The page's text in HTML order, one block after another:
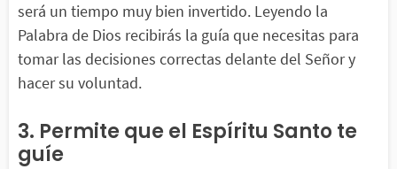
será un tiempo muy bien invertido. Leyendo la
Palabra de Dios recibirás la guía que necesitas para
tomar las decisiones correctas delante del Señor y
hacer su voluntad.
3. Permite que el Espíritu Santo te
guíe